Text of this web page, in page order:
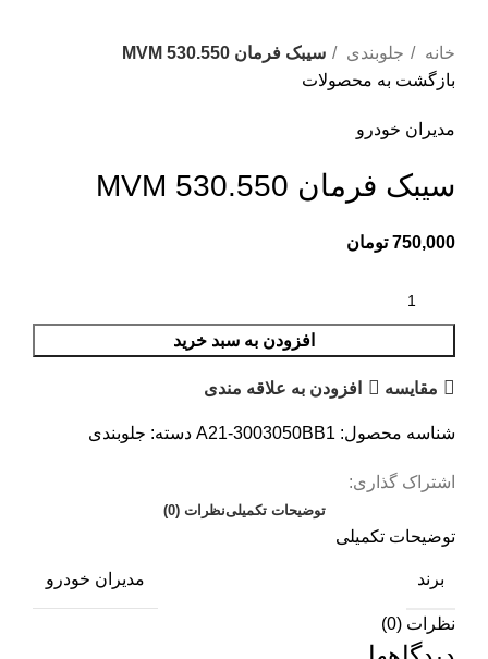
خانه جلوبندی
سیبک فرمان MVM 530.550
بازگشت به محصولات
مدیران خودرو
سیبک فرمان MVM 530.550
750,000 تومان
افزودن به سبد خرید
مقایسه افزودن به علاقه مندی
شناسه محصول: A21-3003050BB1 دسته: جلوبندی
اشتراک گذاری:
توضیحات تکمیلینظرات (0)
توضیحات تکمیلی
برند مدیران خودرو
نظرات (0)